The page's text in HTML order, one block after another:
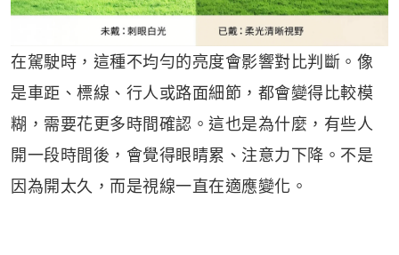
在駕駛時，這種不均勻的亮度會影響對比判斷。像
是車距、標線、行人或路面細節，都會變得比較模
糊，需要花更多時間確認。這也是為什麼，有些人
開一段時間後，會覺得眼睛累、注意力下降。不是
因為開太久，而是視線一直在適應變化。